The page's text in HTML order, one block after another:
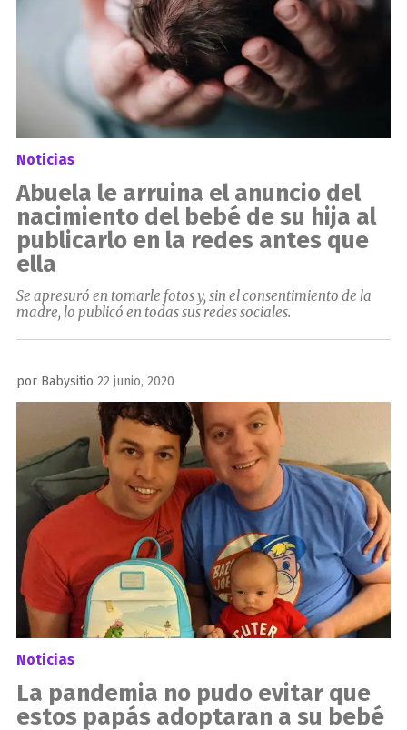
Noticias
Abuela le arruina el anuncio del
nacimiento del bebé de su hija al
publicarlo en la redes antes que
ella
Se apresuró en tomarle fotos y, sin el consentimiento de la
madre, lo publicó en todas sus redes sociales.
por Babysitio Publicado
el
22 junio, 2020
Noticias
La pandemia no pudo evitar que
estos papás adoptaran a su bebé